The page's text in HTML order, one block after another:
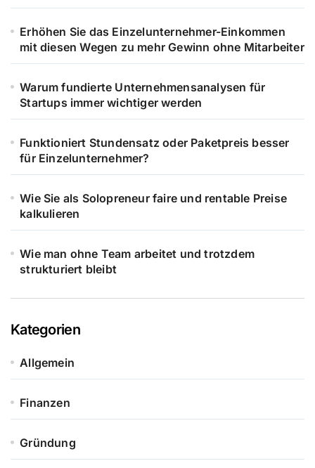
Erhöhen Sie das Einzelunternehmer-Einkommen
mit diesen Wegen zu mehr Gewinn ohne Mitarbeiter
Warum fundierte Unternehmensanalysen für
Startups immer wichtiger werden
Funktioniert Stundensatz oder Paketpreis besser
für Einzelunternehmer?
Wie Sie als Solopreneur faire und rentable Preise
kalkulieren
Wie man ohne Team arbeitet und trotzdem
strukturiert bleibt
Kategorien
Allgemein
Finanzen
Gründung